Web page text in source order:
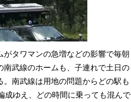
がタワマンの急増などの影響で毎朝
武線のホームも、子連れで土日の
南武線は用地の問題からどの駅も
成ゆえ、どの時間に乗っても混んで